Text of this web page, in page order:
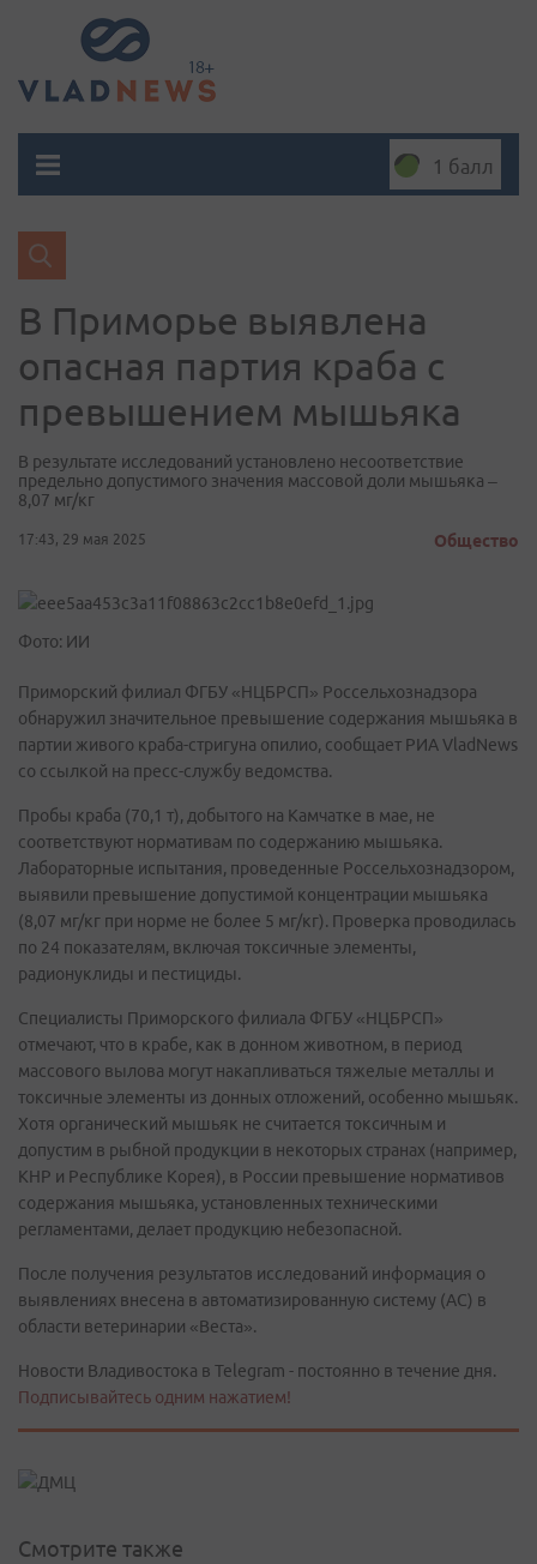
1 балл
В Приморье выявлена
опасная партия краба с
превышением мышьяка
В результате исследований установлено несоответствие
предельно допустимого значения массовой доли мышьяка –
8,07 мг/кг
17:43, 29 мая 2025 Общество
Фото: ИИ
Приморский филиал ФГБУ «НЦБРСП» Россельхознадзора
обнаружил значительное превышение содержания мышьяка в
партии живого краба-стригуна опилио, сообщает РИА VladNews
со ссылкой на пресс-службу ведомства.
Пробы краба (70,1 т), добытого на Камчатке в мае, не
соответствуют нормативам по содержанию мышьяка.
Лабораторные испытания, проведенные Россельхознадзором,
выявили превышение допустимой концентрации мышьяка
(8,07 мг/кг при норме не более 5 мг/кг). Проверка проводилась
по 24 показателям, включая токсичные элементы,
радионуклиды и пестициды.
Специалисты Приморского филиала ФГБУ «НЦБРСП»
отмечают, что в крабе, как в донном животном, в период
массового вылова могут накапливаться тяжелые металлы и
токсичные элементы из донных отложений, особенно мышьяк.
Хотя органический мышьяк не считается токсичным и
допустим в рыбной продукции в некоторых странах (например,
КНР и Республике Корея), в России превышение нормативов
содержания мышьяка, установленных техническими
регламентами, делает продукцию небезопасной.
После получения результатов исследований информация о
выявлениях внесена в автоматизированную систему (АС) в
области ветеринарии «Веста».
Новости Владивостока в Telegram - постоянно в течение дня.
Подписывайтесь одним нажатием!
Смотрите также